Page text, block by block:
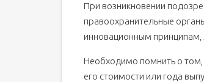
При возникновении
правоохранительные
инновационным принципам,
Необходимо помнить о том,
его стоимости или года